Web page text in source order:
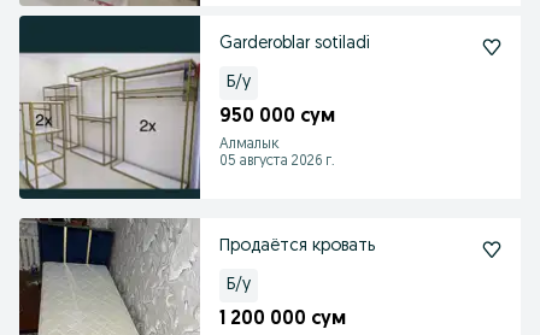
Garderoblar sotiladi
Б/у
950 000 сум
Алмалык
05 августа 2026 г.
Продаётся кровать
Б/у
1 200 000 сум